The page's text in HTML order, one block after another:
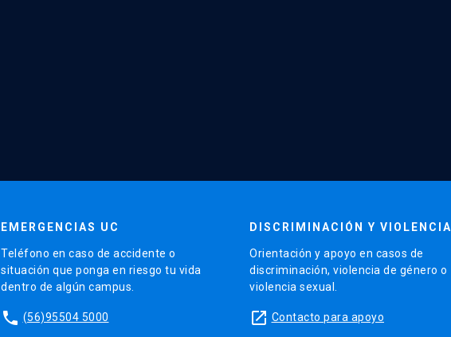
EMERGENCIAS UC
Teléfono en caso de accidente o
situación que ponga en riesgo tu vida
dentro de algún campus.
phone (56)95504 5000
DISCRIMINACIÓN Y VIOLENCIA
Orientación y apoyo en casos de
discriminación, violencia de género o
violencia sexual.
launch Contacto para apoyo